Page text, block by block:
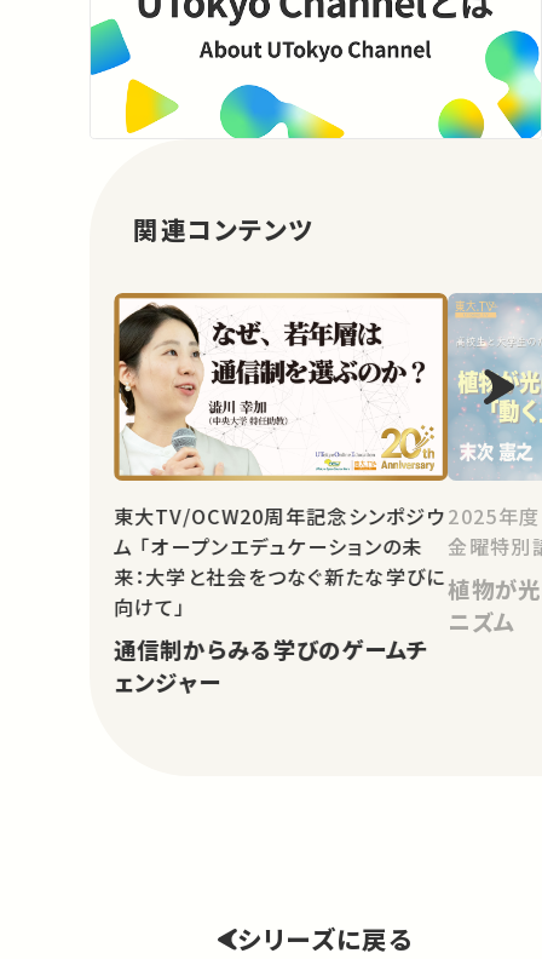
関連コンテンツ
東大TV/OCW20周年記念シンポジウ
ム 「オープンエデュケーションの未
来：大学と社会をつなぐ新たな学びに
向けて」
通信制からみる学びのゲームチ
ェンジャー
2025年度
金曜特別
植物が光
ニズム
シリーズに戻る